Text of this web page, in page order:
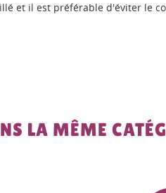
et il est préférable d'éviter le
LA MÊME